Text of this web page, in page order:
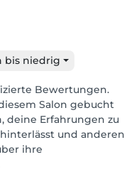
bis niedrig
Bewertungen.
Salon gebucht
deine Erfahrungen zu
und anderen
ihre